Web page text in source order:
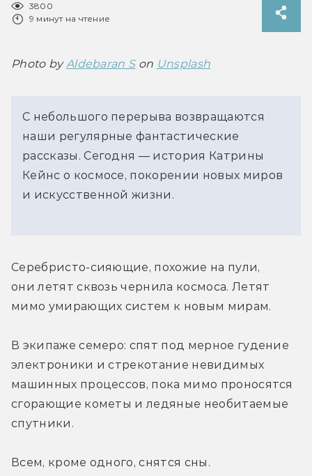
3800
9 минут на чтение
Photo by Aldebaran S on Unsplash
С небольшого перерыва возвращаются
наши регулярные фантастические
рассказы. Сегодня — история Катрины
Кейнс о космосе, покорении новых миров
и искусственной жизни.
Серебристо-сияющие, похожие на пули,
они летят сквозь чернила космоса. Летят
мимо умирающих систем к новым мирам.
В экипаже семеро: спят под мерное гудение
электроники и стрекотание невидимых
машинных процессов, пока мимо проносятся
сгорающие кометы и ледяные необитаемые
спутники.
Всем, кроме одного, снятся сны.